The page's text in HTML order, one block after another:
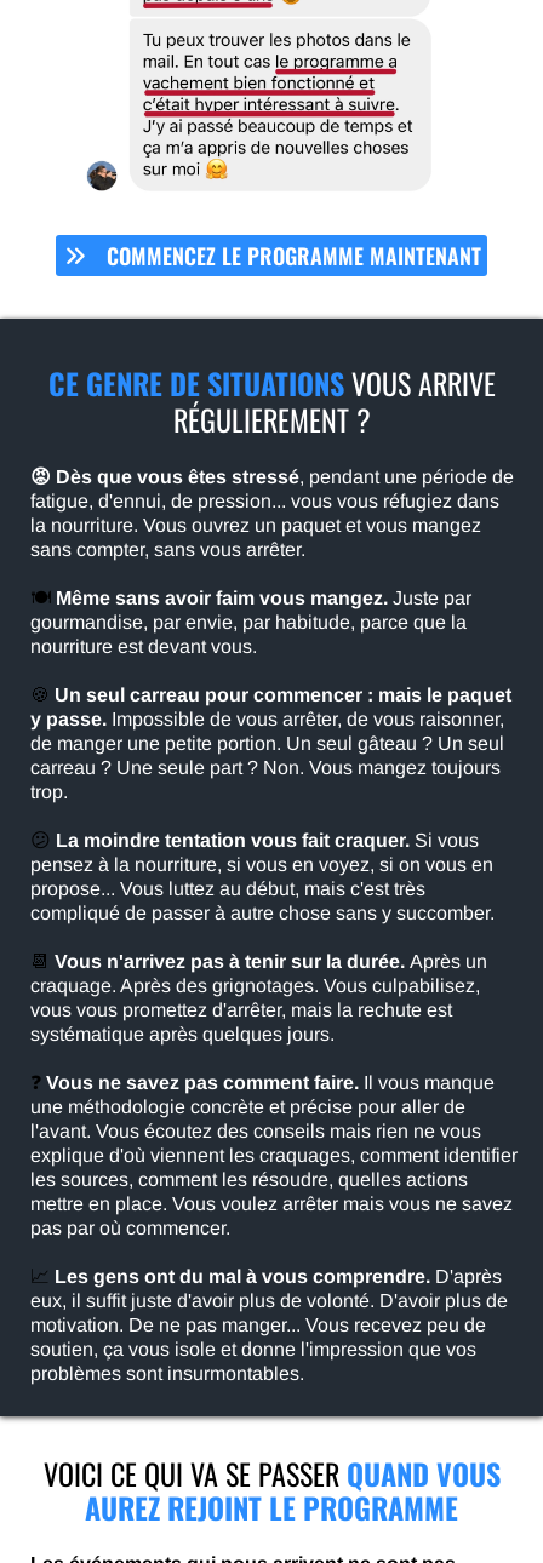
COMMENCEZ LE PROGRAMME MAINTENANT
CE GENRE DE SITUATIONSVOUS ARRIVE
RÉGULIEREMENT ?
😡 Dès que vous êtes stressé, pendant une période de
fatigue, d'ennui, de pression... vous vous réfugiez dans
la nourriture. Vous ouvrez un paquet et vous mangez
sans compter, sans vous arrêter.
🍽️ Même sans avoir faim vous mangez. Juste par
gourmandise, par envie, par habitude, parce que la
nourriture est devant vous.
🍪 Un seul carreau pour commencer : mais le paquet
y passe. Impossible de vous arrêter, de vous raisonner,
de manger une petite portion. Un seul gâteau ? Un seul
carreau ? Une seule part ? Non. Vous mangez toujours
trop.
😕 La moindre tentation vous fait craquer. Si vous
pensez à la nourriture, si vous en voyez, si on vous en
propose... Vous luttez au début, mais c'est très
compliqué de passer à autre chose sans y succomber.
📆 Vous n'arrivez pas à tenir sur la durée. Après un
craquage. Après des grignotages. Vous culpabilisez,
vous vous promettez d'arrêter, mais la rechute est
systématique après quelques jours.
❓ Vous ne savez pas comment faire. Il vous manque
une méthodologie concrète et précise pour aller de
l'avant. Vous écoutez des conseils mais rien ne vous
explique d'où viennent les craquages, comment identifier
les sources, comment les résoudre, quelles actions
mettre en place. Vous voulez arrêter mais vous ne savez
pas par où commencer.
📈 Les gens ont du mal à vous comprendre. D'après
eux, il suffit juste d'avoir plus de volonté. D'avoir plus de
motivation. De ne pas manger... Vous recevez peu de
soutien, ça vous isole et donne l'impression que vos
problèmes sont insurmontables.
VOICI CE QUI VA SE PASSERQUAND VOUS
AUREZ REJOINT LE PROGRAMME